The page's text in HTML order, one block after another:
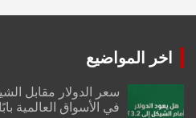
اخر المواضيع
سعر الدولار مقابل
في الأسواق العالمية